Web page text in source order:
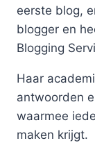
eerste blog,
blogger en
Blogging
Haar
antwoorden
waarmee
maken krijgt.